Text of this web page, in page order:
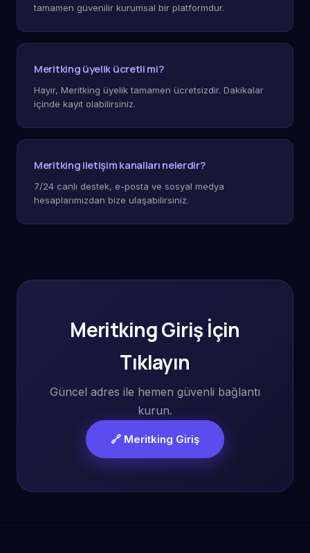
tamamen güvenilir kurumsal bir platformdur.
Meritking üyelik ücretli mi?
Hayır, Meritking üyelik tamamen ücretsizdir. Dakikalar
içinde kayıt olabilirsiniz.
Meritking iletişim kanalları nelerdir?
7/24 canlı destek, e-posta ve sosyal medya
hesaplarımızdan bize ulaşabilirsiniz.
Meritking Giriş İçin
Tıklayın
Güncel adres ile hemen güvenli bağlantı
kurun.
🔗 Meritking Giriş